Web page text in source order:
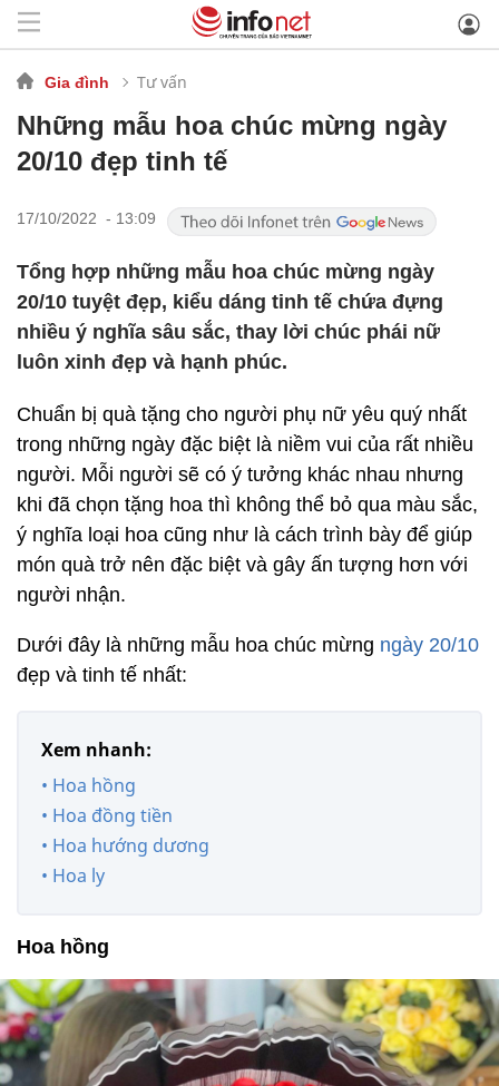
Gia đình Tư vấn
Những mẫu hoa chúc mừng ngày
20/10 đẹp tinh tế
17/10/2022 - 13:09
Tổng hợp những mẫu hoa chúc mừng ngày
20/10 tuyệt đẹp, kiểu dáng tinh tế chứa đựng
nhiều ý nghĩa sâu sắc, thay lời chúc phái nữ
luôn xinh đẹp và hạnh phúc.
Chuẩn bị quà tặng cho người phụ nữ yêu quý nhất
trong những ngày đặc biệt là niềm vui của rất nhiều
người. Mỗi người sẽ có ý tưởng khác nhau nhưng
khi đã chọn tặng hoa thì không thể bỏ qua màu sắc,
ý nghĩa loại hoa cũng như là cách trình bày để giúp
món quà trở nên đặc biệt và gây ấn tượng hơn với
người nhận.
Dưới đây là những mẫu hoa chúc mừng ngày 20/10
đẹp và tinh tế nhất:
Xem nhanh:
• Hoa hồng
• Hoa đồng tiền
• Hoa hướng dương
• Hoa ly
Hoa hồng